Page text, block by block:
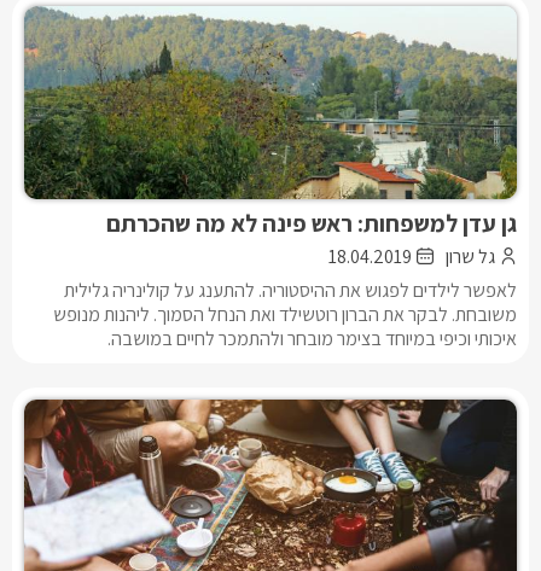
גן עדן למשפחות: ראש פינה לא מה שהכרתם
לאפשר לילדים לפגוש את ההיסטוריה. להתענג על קולינריה גלילית
משובחת. לבקר את הברון רוטשילד ואת הנחל הסמוך. ליהנות מנופש
איכותי וכיפי במיוחד בצימר מובחר ולהתמכר לחיים במושבה.
גל שרון 18.04.2019